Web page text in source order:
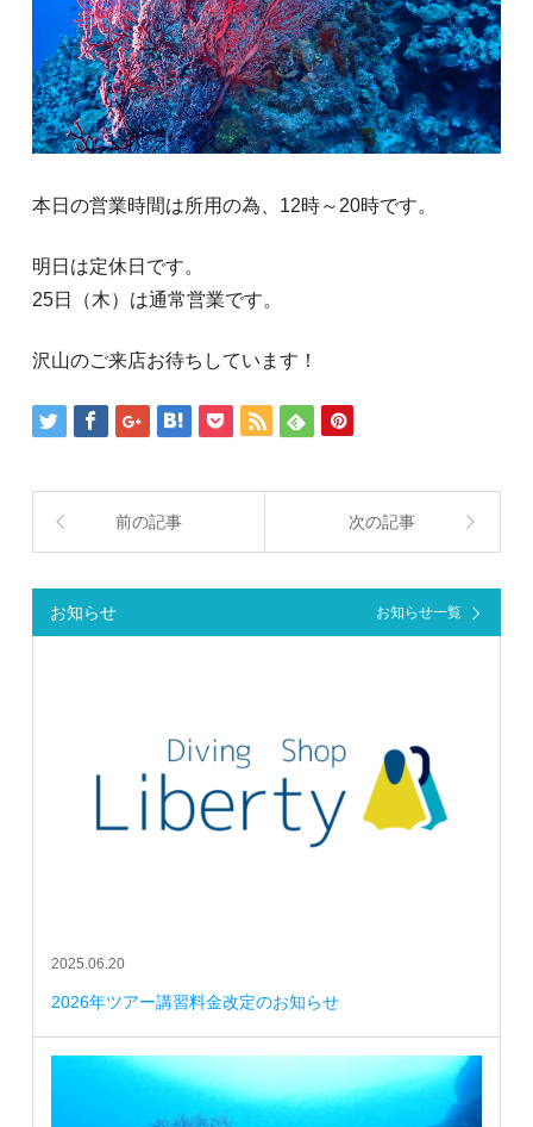
本日の営業時間は所用の為、12時～20時です。
明日は定休日です。
25日（木）は通常営業です。
沢山のご来店お待ちしています！
前の記事 次の記事
お知らせ お知らせ一覧
2025.06.20
2026年ツアー講習料金改定のお知らせ